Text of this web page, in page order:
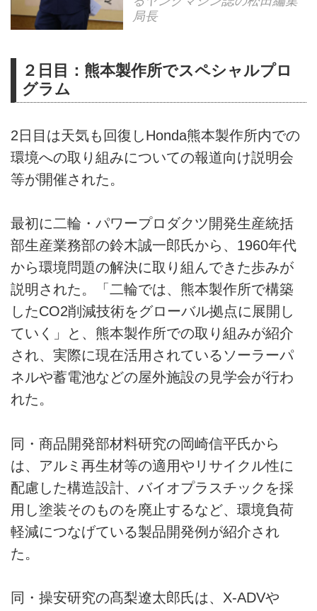
局長
２日目：熊本製作所でスペシャルプロ
グラム
2日目は天気も回復しHonda熊本製作所内での
環境への取り組みについての報道向け説明会
等が開催された。
最初に二輪・パワープロダクツ開発生産統括
部生産業務部の鈴木誠一郎氏から、1960年代
から環境問題の解決に取り組んできた歩みが
説明された。「二輪では、熊本製作所で構築
したCO2削減技術をグローバル拠点に展開し
ていく」と、熊本製作所での取り組みが紹介
され、実際に現在活用されているソーラーパ
ネルや蓄電池などの屋外施設の見学会が行わ
れた。
同・商品開発部材料研究の岡崎信平氏から
は、アルミ再生材等の適用やリサイクル性に
配慮した構造設計、バイオプラスチックを採
用し塗装そのものを廃止するなど、環境負荷
軽減につなげている製品開発例が紹介され
た。
同・操安研究の髙梨遼太郎氏は、X-ADVや